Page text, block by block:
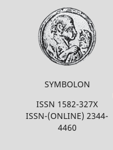
SYMBOLON
ISSN 1582-327X
ISSN-(ONLINE) 2344-
4460